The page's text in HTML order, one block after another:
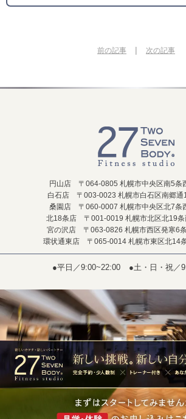
前の記事 | 次の記事
円山店 〒064-0805 札幌市中央区南5条
白石店 〒003-0023 札幌市白石区南郷通
桑園店 〒060-0007 札幌市中央区北7条
北18条店 〒001-0019 札幌市北区北19条
宮の沢店 〒063-0826 札幌市西区発寒6
環状通東店 〒065-0014 札幌市東区北14
●平日／9:00~22:00 ●土・日・祝／